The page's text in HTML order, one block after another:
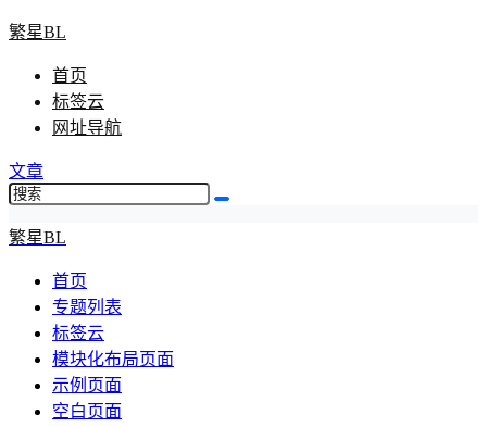
繁星BL
首页
标签云
网址导航
文章
繁星BL
首页
专题列表
标签云
模块化布局页面
示例页面
空白页面